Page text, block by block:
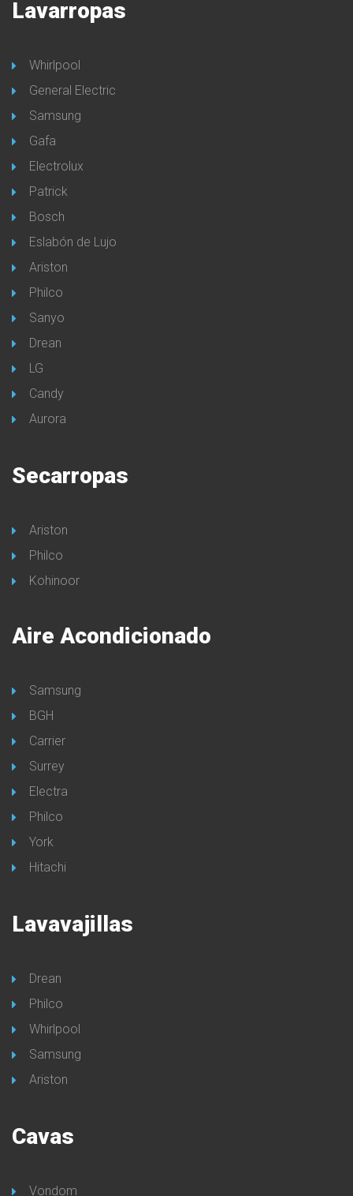
Lavarropas
Whirlpool
General Electric
Samsung
Gafa
Electrolux
Patrick
Bosch
Eslabón de Lujo
Ariston
Philco
Sanyo
Drean
LG
Candy
Aurora
Secarropas
Ariston
Philco
Kohinoor
Aire Acondicionado
Samsung
BGH
Carrier
Surrey
Electra
Philco
York
Hitachi
Lavavajillas
Drean
Philco
Whirlpool
Samsung
Ariston
Cavas
Vondom